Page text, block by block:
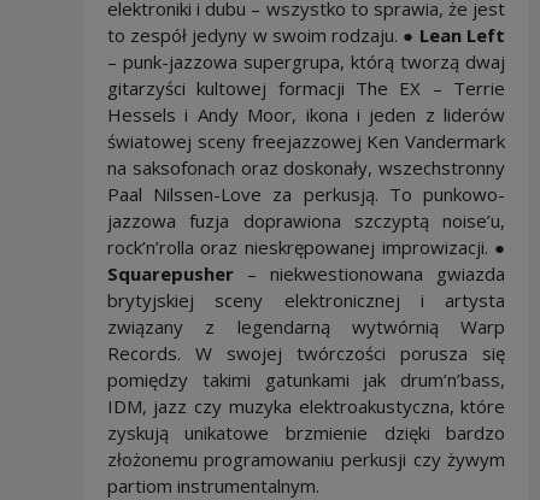
elektroniki i dubu – wszystko to sprawia, że jest
to zespół jedyny w swoim rodzaju. ● Lean Left
– punk-jazzowa supergrupa, którą tworzą dwaj
gitarzyści kultowej formacji The EX – Terrie
Hessels i Andy Moor, ikona i jeden z liderów
światowej sceny freejazzowej Ken Vandermark
na saksofonach oraz doskonały, wszechstronny
Paal Nilssen-Love za perkusją. To punkowo-
jazzowa fuzja doprawiona szczyptą noise’u,
rock’n’rolla oraz nieskrępowanej improwizacji. ●
Squarepusher – niekwestionowana gwiazda
brytyjskiej sceny elektronicznej i artysta
związany z legendarną wytwórnią Warp
Records. W swojej twórczości porusza się
pomiędzy takimi gatunkami jak drum’n’bass,
IDM, jazz czy muzyka elektroakustyczna, które
zyskują unikatowe brzmienie dzięki bardzo
złożonemu programowaniu perkusji czy żywym
partiom instrumentalnym.